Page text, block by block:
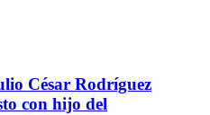
César Rodríguez
con hijo del